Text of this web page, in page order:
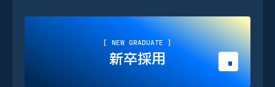
[ NEW GRADUATE ]
新卒採用